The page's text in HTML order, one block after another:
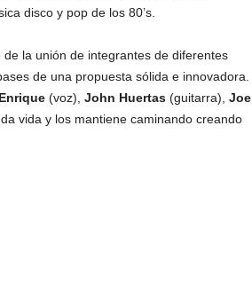
disco y pop de los 80’s.
la unión de integrantes de diferentes
de una propuesta sólida e innovadora.
(voz), John Huertas(guitarra), Joe
vida y los mantiene caminando creando